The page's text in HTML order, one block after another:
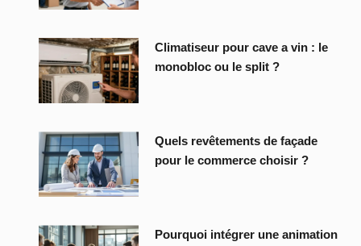
Climatiseur pour cave a vin : le
monobloc ou le split ?
Quels revêtements de façade
pour le commerce choisir ?
Pourquoi intégrer une animation